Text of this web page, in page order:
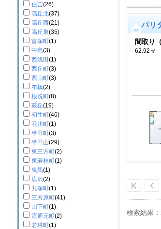
住吉(26)
高丘北(37)
高丘西(21)
高丘東(35)
富塚町(1)
中島(3)
西浅田(1)
西丘町(3)
西山町(3)
布橋(2)
根洗町(8)
萩丘(19)
初生町(46)
花川町(1)
半田町(3)
半田山(29)
東三方町(2)
東若林町(1)
曳馬(1)
広沢(2)
丸塚町(1)
三方原町(41)
山下町(1)
流通元町(2)
若林町(1)
パリ
間取り
62.92㎡
検索結果